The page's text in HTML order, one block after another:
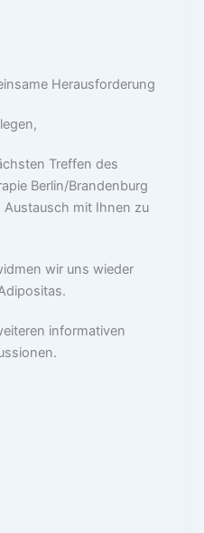
Herausforderung
Treffen des
Berlin/Brandenburg
mit Ihnen zu
wir uns wieder
informativen